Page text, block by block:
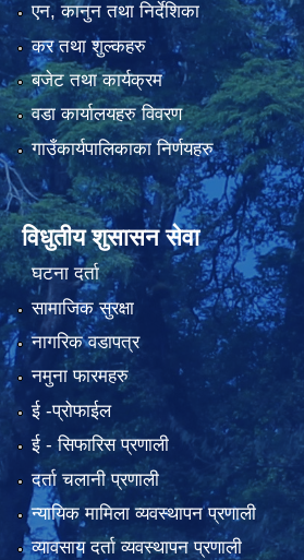
एन, कानुन तथा निर्देशिका
कर तथा शुल्कहरु
बजेट तथा कार्यक्रम
वडा कार्यालयहरु विवरण
गाउँकार्यपालिकाका निर्णयहरु
विधुतीय शुसासन सेवा
घटना दर्ता
सामाजिक सुरक्षा
नागरिक वडापत्र
नमुना फारमहरु
ई -प्रोफाईल
ई‍ - सिफारिस प्रणाली
दर्ता चलानी प्रणाली
न्यायिक मामिला व्यवस्थापन प्रणाली
व्यावसाय दर्ता व्यवस्थापन प्रणाली